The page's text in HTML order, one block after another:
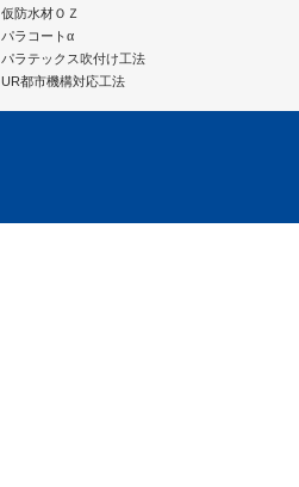
仮防水材ＯＺ
パラコートα
パラテックス吹付け工法
UR都市機構対応工法